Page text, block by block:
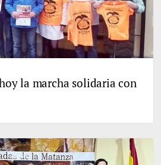
la marcha solidaria con